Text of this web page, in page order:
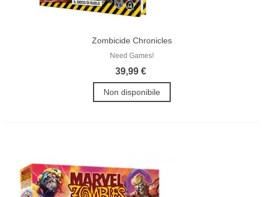
Zombicide Chronicles
Need Games!
39,99 €
Non disponibile